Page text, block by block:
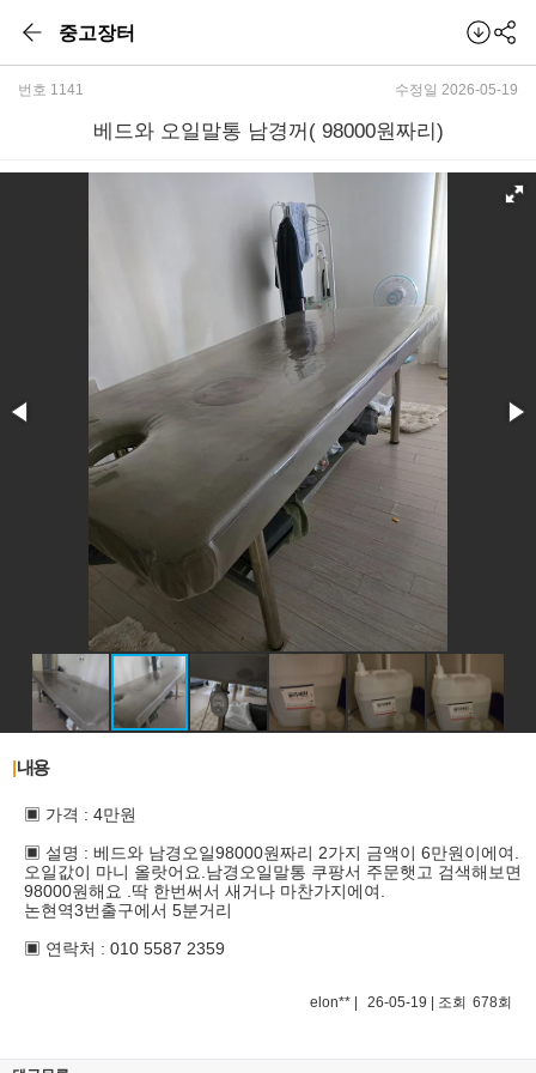
중고장터
번호 1141 수정일 2026-05-19
베드와 오일말통 남경꺼( 98000원짜리)
본문
|내용
▣ 가격 : 4만원
▣ 설명 : 베드와 남경오일98000원짜리 2가지 금액이 6만원이에여.
오일값이 마니 올랏어요.남경오일말통 쿠팡서 주문햇고 검색해보면
98000원해요 .딱 한번써서 새거나 마찬가지에여.
논현역3번출구에서 5분거리
▣ 연락처 : 010 5587 2359
elon** 26-05-19 | 조회 678회